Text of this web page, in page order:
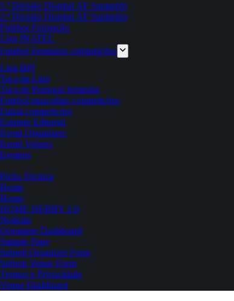
1.ª Divisão Distrital AF Santarém
2.ª Divisão Distrital AF Santarém
Futebol Formação
Liga INATEL
Futebol Feminino competições
Liga BPI
Taça da Liga
Taça de Portugal feminina
Futebol masculino competições
Futsal competições
Estatuto Editorial
Event Organizers
Event Venues
Eventos
Ficha Técnica
Home
Home
HOME DERBY 2.0
Notícias
Organizer Dashboard
Sample Page
Submit Organizer Form
Submit Venue Form
Termos e Privacidade
Venue Dashboard